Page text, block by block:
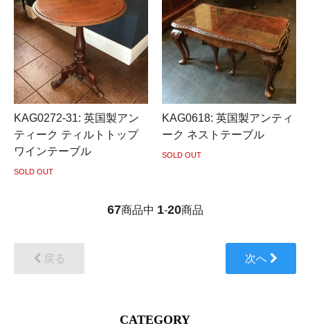
KAG0272-31: 英国製アン
ティーク ティルトトップ
ワインテーブル
SOLD OUT
KAG0618: 英国製アンティ
ーク ネストテーブル
SOLD OUT
67商品中 1-20商品
戻る 次へ
CATEGORY